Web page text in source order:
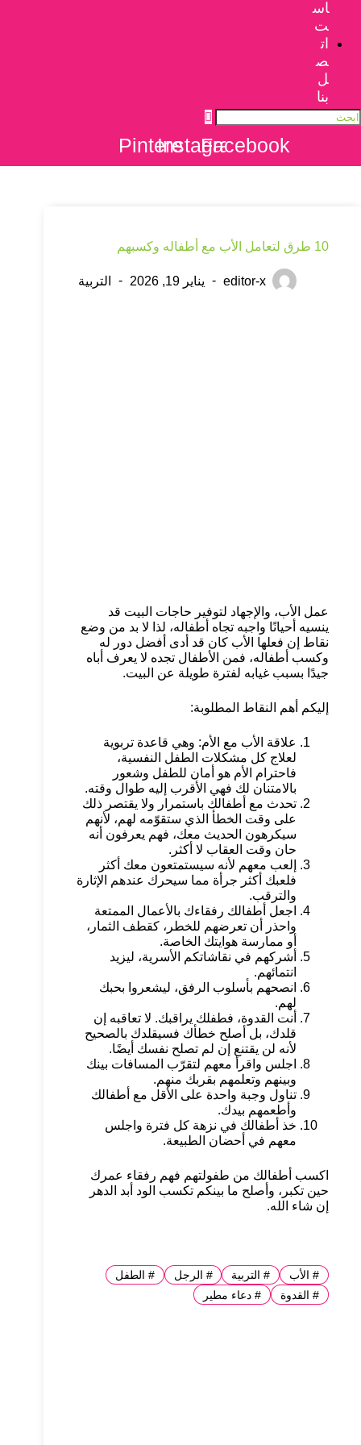
اس
ت
ات
ص
ل
بنا
Facebook
Instagram
Pinterest
10 طرق لتعامل الأب مع أطفاله وكسبهم
editor-x يناير 19, 2026 التربية
عمل الأب، والإجهاد لتوفير حاجات البيت قد
ينسيه أحيانًا واجبه تجاه أطفاله، لذا لا بد من وضع
نقاط إن فعلها الأب كان قد أدى أفضل دور له
وكسب أطفاله، فمن الأطفال تجده لا يعرف أباه
جيدًا بسبب غيابه لفترة طويلة عن البيت.
إليكم أهم النقاط المطلوبة:
علاقة الأب مع الأم: وهي قاعدة تربوية
لعلاج كل مشكلات الطفل النفسية،
فاحترام الأم هو أمان للطفل وشعور
بالامتنان لك فهي الأقرب إليه طوال وقته.
تحدث مع أطفالك باستمرار ولا يقتصر ذلك
على وقت الخطأ الذي ستقوّمه لهم، لأنهم
سيكرهون الحديث معك، فهم يعرفون أنه
حان وقت العقاب لا أكثر.
إلعب معهم لأنه سيستمتعون معك أكثر
فلعبك أكثر جرأة مما سيحرك عندهم الإثارة
والترقب.
اجعل أطفالك رفقاءك بالأعمال الممتعة
واحذر أن تعرضهم للخطر، كقطف الثمار،
أو ممارسة هوايتك الخاصة.
أشركهم في نقاشاتكم الأسرية، ليزيد
انتمائهم.
انصحهم بأسلوب الرفق، ليشعروا بحبك
لهم.
أنت القدوة، فطفلك يراقبك. لا تعاقبه إن
قلدك، بل أصلح خطأك فسيقلدك بالصحيح
لأنه لن يقتنع إن لم تصلح نفسك أيضًا.
اجلس واقرأ معهم لتقرّب المسافات بينك
وبينهم وتعلمهم بقربك منهم.
تناول وجبة واحدة على الأقل مع أطفالك
وأطعمهم بيدك.
خذ أطفالك في نزهة كل فترة واجلس
معهم في أحضان الطبيعة.
اكسب أطفالك من طفولتهم فهم رفقاء عمرك
حين تكبر، وأصلح ما بينكم تكسب الود أبد الدهر
إن شاء الله.
#الأب #التربية # الرجل # الطفل
#القدوة #دعاء مطير